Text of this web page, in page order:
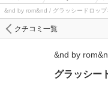
&nd by rom&nd / グラッシードロップ
クチコミ一覧
&nd by
グラッシー